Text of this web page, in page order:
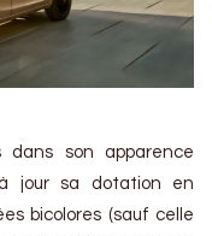
dans son apparence
jour sa dotation en
bicolores (sauf celle